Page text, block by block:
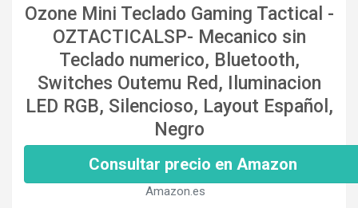
Ozone Mini Teclado Gaming Tactical -
OZTACTICALSP- Mecanico sin
Teclado numerico, Bluetooth,
Switches Outemu Red, Iluminacion
LED RGB, Silencioso, Layout Español,
Negro
Consultar precio en Amazon
Amazon.es